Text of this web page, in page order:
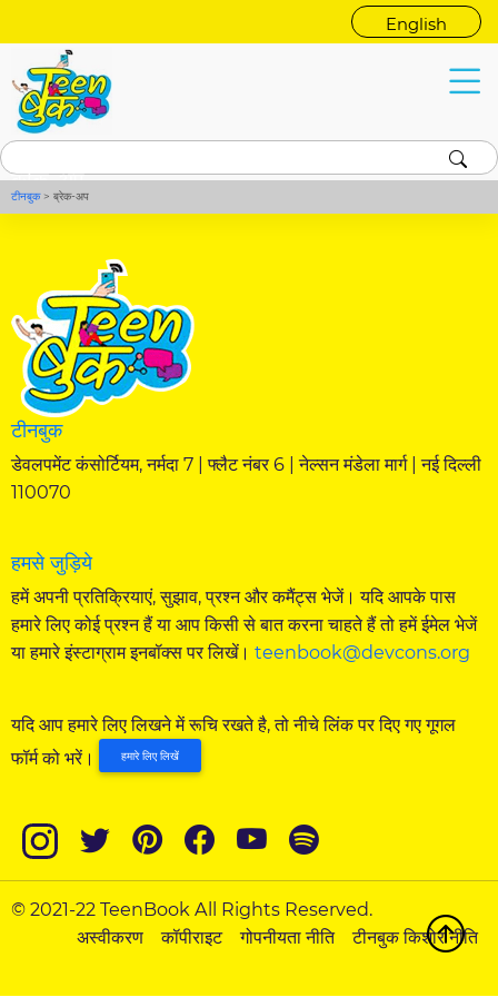
English
ब्रेक-अप
टीनबुक>ब्रेक-अप
टीनबुक
डेवलपमेंट कंसोर्टियम, नर्मदा 7 | फ्लैट नंबर 6 | नेल्सन मंडेला मार्ग | नई दिल्ली
110070
हमसे जुड़िये
हमें अपनी प्रतिक्रियाएं, सुझाव, प्रश्न और कमैंट्स भेजें। यदि आपके पास
हमारे लिए कोई प्रश्न हैं या आप किसी से बात करना चाहते हैं तो हमें ईमेल भेजें
या हमारे इंस्टाग्राम इनबॉक्स पर लिखें।teenbook@devcons.org
यदि आप हमारे लिए लिखने में रूचि रखते है, तो नीचे लिंक पर दिए गए गूगल
फॉर्म को भरें।
हमारे लिए लिखें
© 2021-22 TeenBook All Rights Reserved.
अस्वीकरण
कॉपीराइट गोपनीयता नीति टीनबुक किशोर नीति